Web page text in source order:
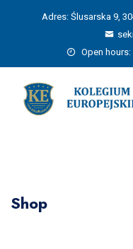
Adres: Ślusarska 9,
Open hours:
Shop